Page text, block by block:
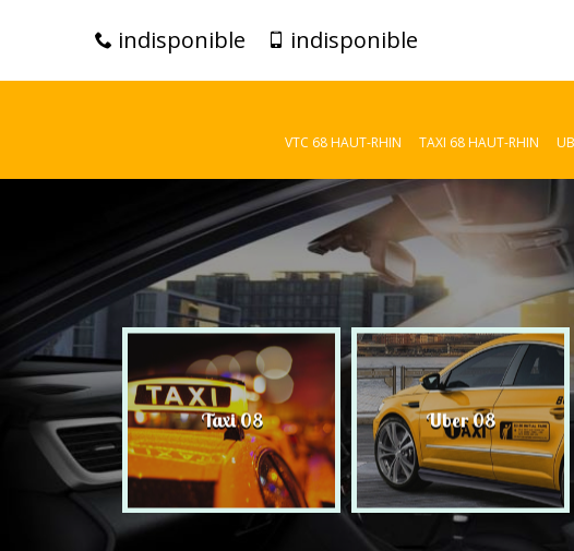
indisponible indisponible
VTC 68 HAUT-RHIN TAXI 68 HAUT-RHIN
Taxi 08 Uber 08